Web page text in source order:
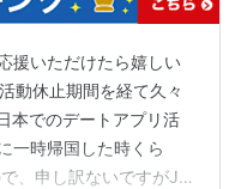
援いただけたら嬉しい
動休止期間を経て久々
本でのデートアプリ活
一時帰国した時くら
、申し訳ないですがJ